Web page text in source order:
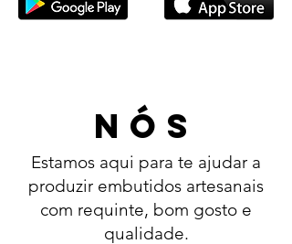
NÓS
Estamos aqui para te ajudar a
produzir embutidos artesanais
com requinte, bom gosto e
qualidade.